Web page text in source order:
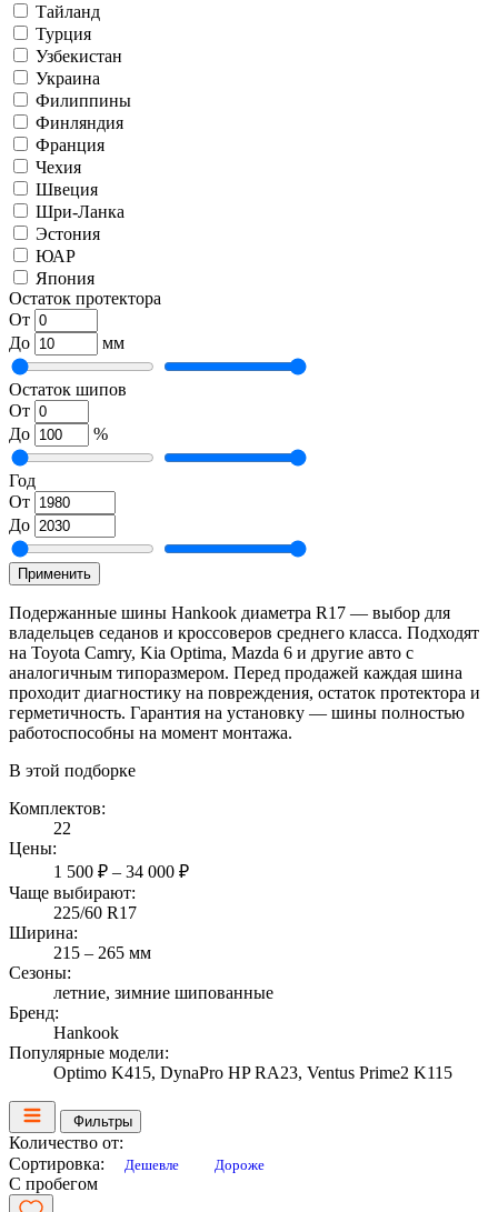
Тайланд
Турция
Узбекистан
Украина
Филиппины
Финляндия
Франция
Чехия
Швеция
Шри-Ланка
Эстония
ЮАР
Япония
Остаток протектора
От
До
мм
Остаток шипов
От
До
%
Год
От
До
Применить
Подержанные шины Hankook диаметра R17 — выбор для
владельцев седанов и кроссоверов среднего класса. Подходят
на Toyota Camry, Kia Optima, Mazda 6 и другие авто с
аналогичным типоразмером. Перед продажей каждая шина
проходит диагностику на повреждения, остаток протектора и
герметичность. Гарантия на установку — шины полностью
работоспособны на момент монтажа.
В этой подборке
Комплектов:
22
Цены:
1 500 ₽ – 34 000 ₽
Чаще выбирают:
225/60 R17
Ширина:
215 – 265 мм
Сезоны:
летние, зимние шипованные
Бренд:
Hankook
Популярные модели:
Optimo K415, DynaPro HP RA23, Ventus Prime2 K115
Фильтры
Количество от:
Сортировка:
Дешевле Дороже
С пробегом